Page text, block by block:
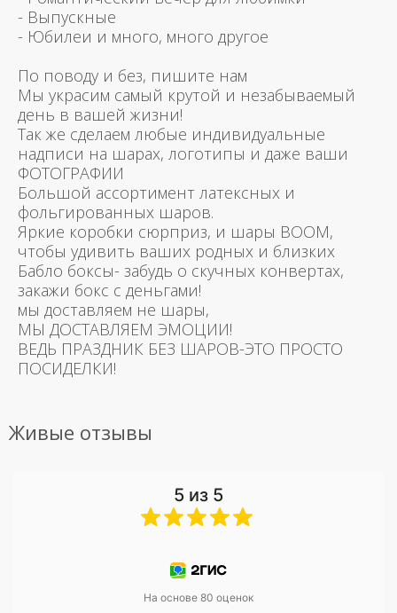
- Выпускные
- Юбилеи и много, много другое
По поводу и без, пишите нам
Мы украсим самый крутой и незабываемый
день в вашей жизни!
Так же сделаем любые индивидуальные
надписи на шарах, логотипы и даже ваши
ФОТОГРАФИИ
Большой ассортимент латексных и
фольгированных шаров.
Яркие коробки сюрприз, и шары BOOM,
чтобы удивить ваших родных и близких
Бабло боксы- забудь о скучных конвертах,
закажи бокс с деньгами!
мы доставляем не шары,
МЫ ДОСТАВЛЯЕМ ЭМОЦИИ!
ВЕДЬ ПРАЗДНИК БЕЗ ШАРОВ-ЭТО ПРОСТО
ПОСИДЕЛКИ!
Живые отзывы
5 из 5
На основе 80 оценок